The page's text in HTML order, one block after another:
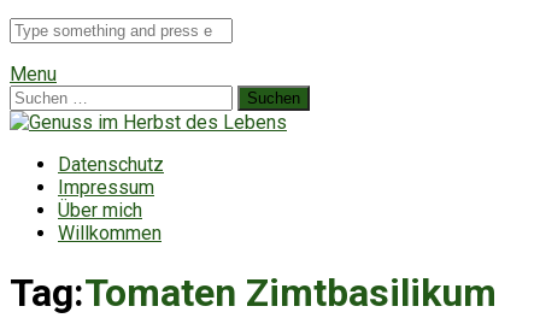
Suche
für
Menu
Suchen
nach:
Datenschutz
Impressum
Über mich
Willkommen
Tag:Tomaten Zimtbasilikum